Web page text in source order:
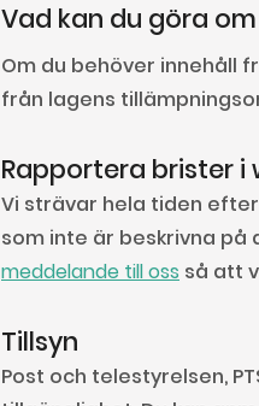
Vad kan du göra
Om du behöver innehåll
från lagens
Rapportera brister
Vi strävar hela tiden
som inte är beskrivna på
meddelande till oss så att
Tillsyn
Post och telestyrelsen,